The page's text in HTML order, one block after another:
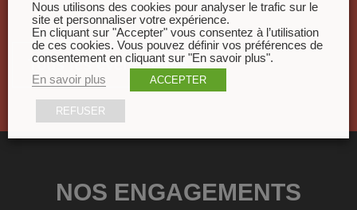
Tous les évènements
NOS ENGAGEMENTS
Nous utilisons des cookies pour analyser le trafic sur le
site et personnaliser votre expérience.
En cliquant sur "Accepter" vous consentez à l’utilisation
de ces cookies. Vous pouvez définir vos préférences de
consentement en cliquant sur "En savoir plus".
En savoir plus
ACCEPTER
REFUSER